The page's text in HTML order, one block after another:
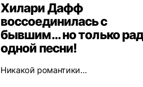
Хилари Дафф
воссоединилась с
бывшим... но только
одной песни!
Никакой романтики…